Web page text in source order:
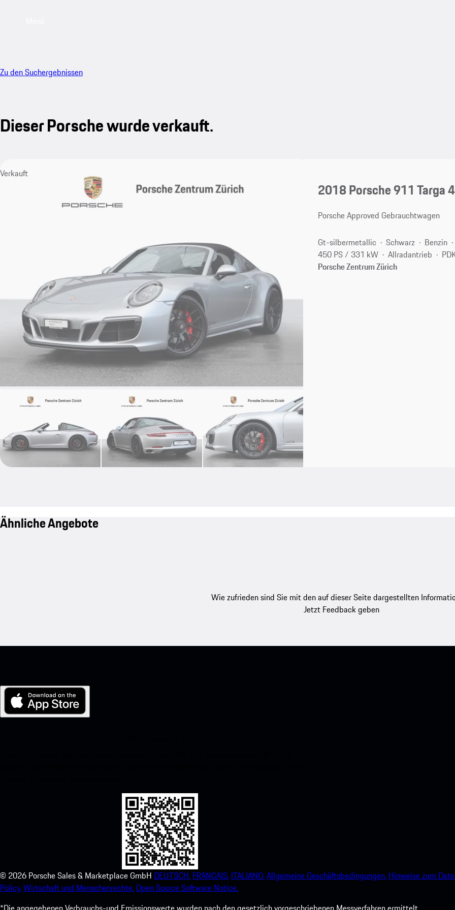
Zu den Suchergebnissen
Dieser Porsche wurde verkauft.
Verkauft
2018 Porsche 911 Targa
Porsche Approved Gebrauchtwagen
Gt-silbermetallic Schwarz Benzin
450 PS / 331 kW
Allradantrieb
Porsche Zentrum Zürich
Ähnliche Angebote
Wie zufrieden sind Sie mit den auf dieser Seite dargestellten
Jetzt Feedback geben
© 2026 Porsche Sales & Marketplace GmbH DEUTSCH. FRANCAIS. ITALIANO.Allgemeine Geschäftsbedingungen. Hinweise zum
Policy.Wirtschaft und Menschenrechte.Open Source Software Notice.